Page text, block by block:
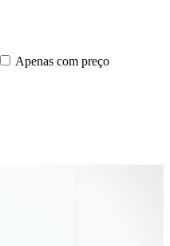
Apenas com preço